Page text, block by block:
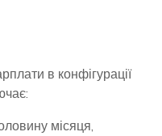
в конфігурації
місяця,